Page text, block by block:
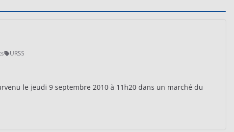
URSS
le jeudi 9 septembre 2010 à 11h20 dans un marché du